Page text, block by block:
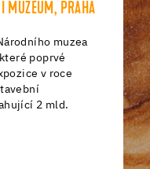
VALEČ
prací
Valeč
dubové
MAGIC OIL
Po